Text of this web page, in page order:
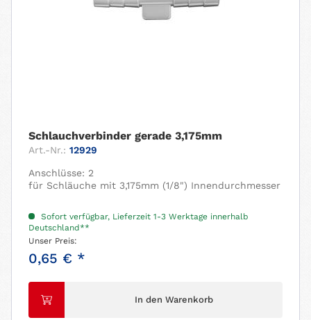
Schlauchverbinder gerade 3,175mm
Art.-Nr.: 12929
Anschlüsse: 2
für Schläuche mit 3,175mm (1/8") Innendurchmesser
Sofort verfügbar, Lieferzeit 1-3 Werktage innerhalb
Deutschland**
Unser Preis:
0,65 € *
In den Warenkorb